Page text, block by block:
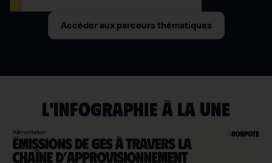
Accéder aux parcours thématiques
L'INFOGRAPHIE À LA UNE